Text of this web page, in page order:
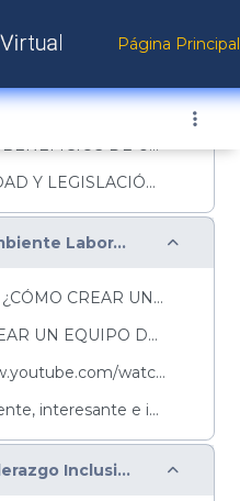
Página Principal
Módulo 2: Beneficios de una empresa inclusiva Colapsar
INCLUSIVIDAD Y LEGISLACIÓN LABORAL Las PcD, t...
Módulo 3 : Ambiente Laboral Inclusivo Colapsar
MÓDULO 3 ¿CÓMO CREAR UN BUEN AMBIENTE LABORAL INCL...
¿CÓMO CREAR UN EQUIPO DE APOYO? Empiece este apa...
https://www.youtube.com/watch?v=wRsnzjEAND0&...
Lo más urgente, interesante e importante, es crear...
Módulo 4: Liderazgo Inclusivo Colapsar